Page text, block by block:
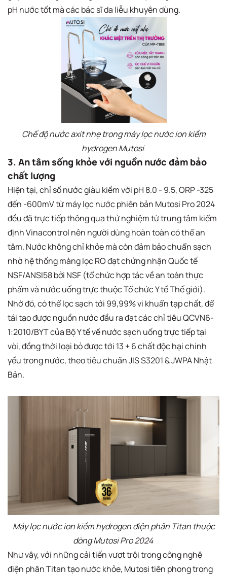
pH nước tốt mà các bác sĩ da liễu khuyên dùng.
Chế độ nước axit nhẹ trong máy lọc nước ion kiềm
hydrogen Mutosi
3. An tâm sống khỏe với nguồn nước đảm bảo
chất lượng
Hiện tại, chỉ số nước giàu kiềm với pH 8.0 - 9.5, ORP -325
đến -600mV từ máy lọc nước phiên bản Mutosi Pro 2024
đều đã trực tiếp thông qua thử nghiệm từ trung tâm kiểm
định Vinacontrol nên người dùng hoàn toàn có thể an
tâm. Nước không chỉ khỏe mà còn đảm bảo chuẩn sạch
nhờ hệ thống màng lọc RO đạt chứng nhận Quốc tế
NSF/ANSI58 bởi NSF (tổ chức hợp tác về an toàn thực
phẩm và nước uống trực thuộc Tổ chức Y tế Thế giới).
Nhờ đó, có thể lọc sạch tới 99,99% vi khuẩn tạp chất, để
tái tạo được nguồn nước đầu ra đạt các chỉ tiêu QCVN6-
1:2010/BYT của Bộ Y tế về nước sạch uống trực tiếp tại
vòi, đồng thời loại bỏ được tới 13 + 6 chất độc hại chính
yếu trong nước, theo tiêu chuẩn JIS S3201 & JWPA Nhật
Bản.
Máy lọc nước ion kiềm hydrogen điện phân Titan thuộc
dòng Mutosi Pro 2024
Như vậy, với những cải tiến vượt trội trong công nghệ
điện phân Titan tạo nước khỏe, Mutosi tiên phong trong